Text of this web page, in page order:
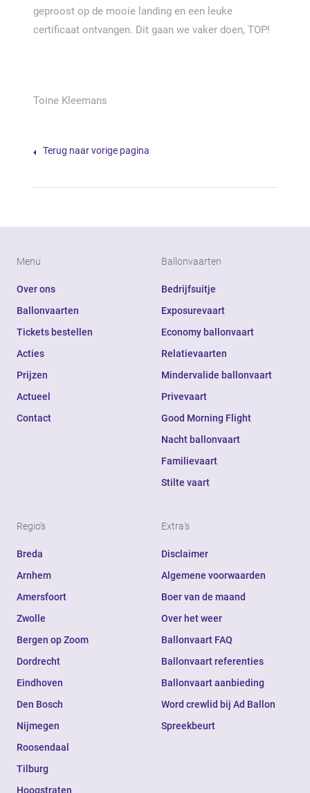
geproost op de mooie landing en een leuke
certificaat ontvangen. Dit gaan we vaker doen, TOP!
Toine Kleemans
Terug naar vorige pagina
Menu
Over ons
Ballonvaarten
Tickets bestellen
Acties
Prijzen
Actueel
Contact
Ballonvaarten
Bedrijfsuitje
Exposurevaart
Economy ballonvaart
Relatievaarten
Mindervalide ballonvaart
Privevaart
Good Morning Flight
Nacht ballonvaart
Familievaart
Stilte vaart
Regio's
Breda
Arnhem
Amersfoort
Zwolle
Bergen op Zoom
Dordrecht
Eindhoven
Den Bosch
Nijmegen
Roosendaal
Tilburg
Hoogstraten
Extra's
Disclaimer
Algemene voorwaarden
Boer van de maand
Over het weer
Ballonvaart FAQ
Ballonvaart referenties
Ballonvaart aanbieding
Word crewlid bij Ad Ballon
Spreekbeurt